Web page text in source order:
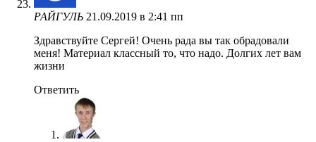
РАЙГУЛЬ 21.09.2019 в 2:41 пп
Здравствуйте Сергей! Очень рада вы так обрадовали
меня! Материал классный то, что надо. Долгих лет вам
жизни
Ответить